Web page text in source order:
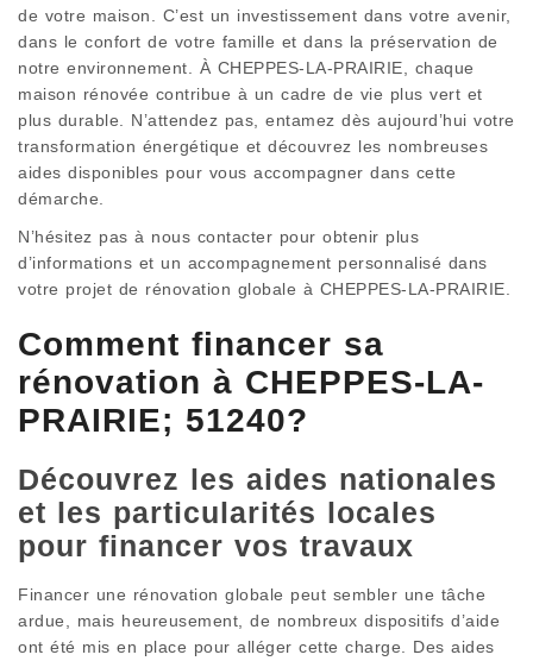
de votre maison. C’est un investissement dans votre avenir,
dans le confort de votre famille et dans la préservation de
notre environnement. À CHEPPES-LA-PRAIRIE, chaque
maison rénovée contribue à un cadre de vie plus vert et
plus durable. N’attendez pas, entamez dès aujourd’hui votre
transformation énergétique et découvrez les nombreuses
aides disponibles pour vous accompagner dans cette
démarche.
N’hésitez pas à nous contacter pour obtenir plus
d’informations et un accompagnement personnalisé dans
votre projet de rénovation globale à CHEPPES-LA-PRAIRIE.
Comment financer sa
rénovation à CHEPPES-LA-
PRAIRIE; 51240?
Découvrez les aides nationales
et les particularités locales
pour financer vos travaux
Financer une rénovation globale peut sembler une tâche
ardue, mais heureusement, de nombreux dispositifs d’aide
ont été mis en place pour alléger cette charge. Des aides